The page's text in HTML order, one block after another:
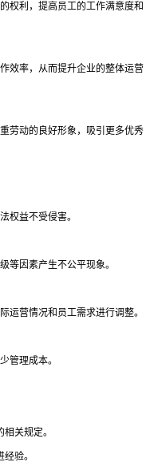
权利，提高员工的工作满意度和
效率，从而提升企业的整体运营
劳动的良好形象，吸引更多优秀
权益不受侵害。
等因素产生不公平现象。
运营情况和员工需求进行调整。
管理成本。
关规定。
验。